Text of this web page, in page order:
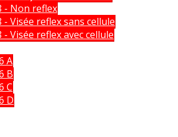
- Non reflex
- Visée reflex sans cellule
- Visée reflex avec cellule
A
B
C
D